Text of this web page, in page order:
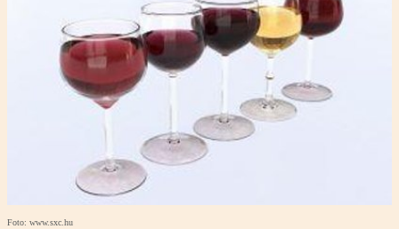
Foto: www.sxc.hu